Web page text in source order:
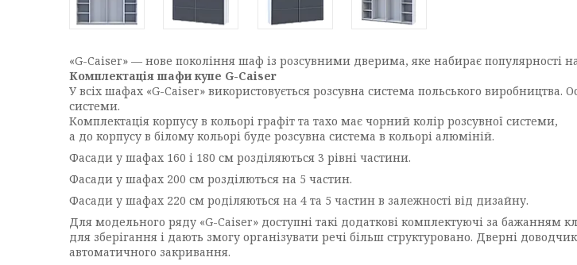
«G-Caiser» — нове покоління шаф із розсувними дверима, яке набирає популярності
Комплектація шафи купе G-Caiser
У всіх шафах «G-Caiser» використовується розсувна система польського виробництва.
системи.
Комплектація корпусу в кольорі графіт та тахо має чорний колір розсувної системи,
а до корпусу в білому кольорі буде розсувна система в кольорі алюміній.
Фасади у шафах 160 і 180 см розділяються 3 рівні частини.
Фасади у шафах 200 см розділються на 5 частин.
Фасади у шафах 220 см роділяються на 4 та 5 частин в залежності від дизайну.
Для модельного ряду «G-Caiser» доступні такі додаткові комплектуючі за
для зберігання і дають змогу організувати речі більш структуровано. Дверні
автоматичного закривання.